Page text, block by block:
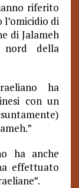
riferito
di
di Jalameh
della
ha
con un
ha anche
effettuato